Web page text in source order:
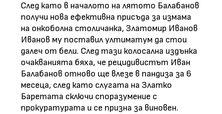
След като в началото на лятото Балабанов
получи нова ефективна присъда за измама
на онкоболна столичанка, Златомир Иванов
Иванов му поставил ултиматум да стои
далеч от бели. След тази колосална издънка
очакванията бяха, че рецидивистът Иван
Балабанов отново ще влезе в пандиза за 6
месеца, след като слугата на Златко
Баретата сключи споразумение с
прокуратурата и се призна за виновен.